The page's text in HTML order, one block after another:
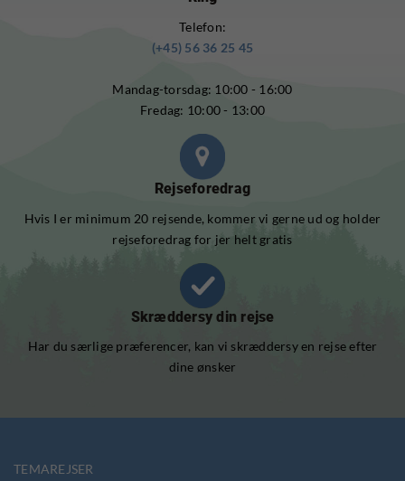
Telefon:
(+45) 56 36 25 45
Mandag-torsdag: 10:00 - 16:00
Fredag: 10:00 - 13:00
Rejseforedrag
Hvis I er minimum 20 rejsende, kommer vi gerne ud og holder
rejseforedrag for jer helt gratis
Skræddersy din rejse
Har du særlige præferencer, kan vi skræddersy en rejse efter
dine ønsker
TEMAREJSER